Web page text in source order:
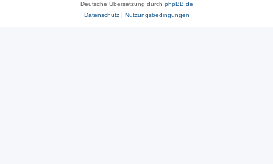
Deutsche Übersetzung durch phpBB.de
Datenschutz| Nutzungsbedingungen